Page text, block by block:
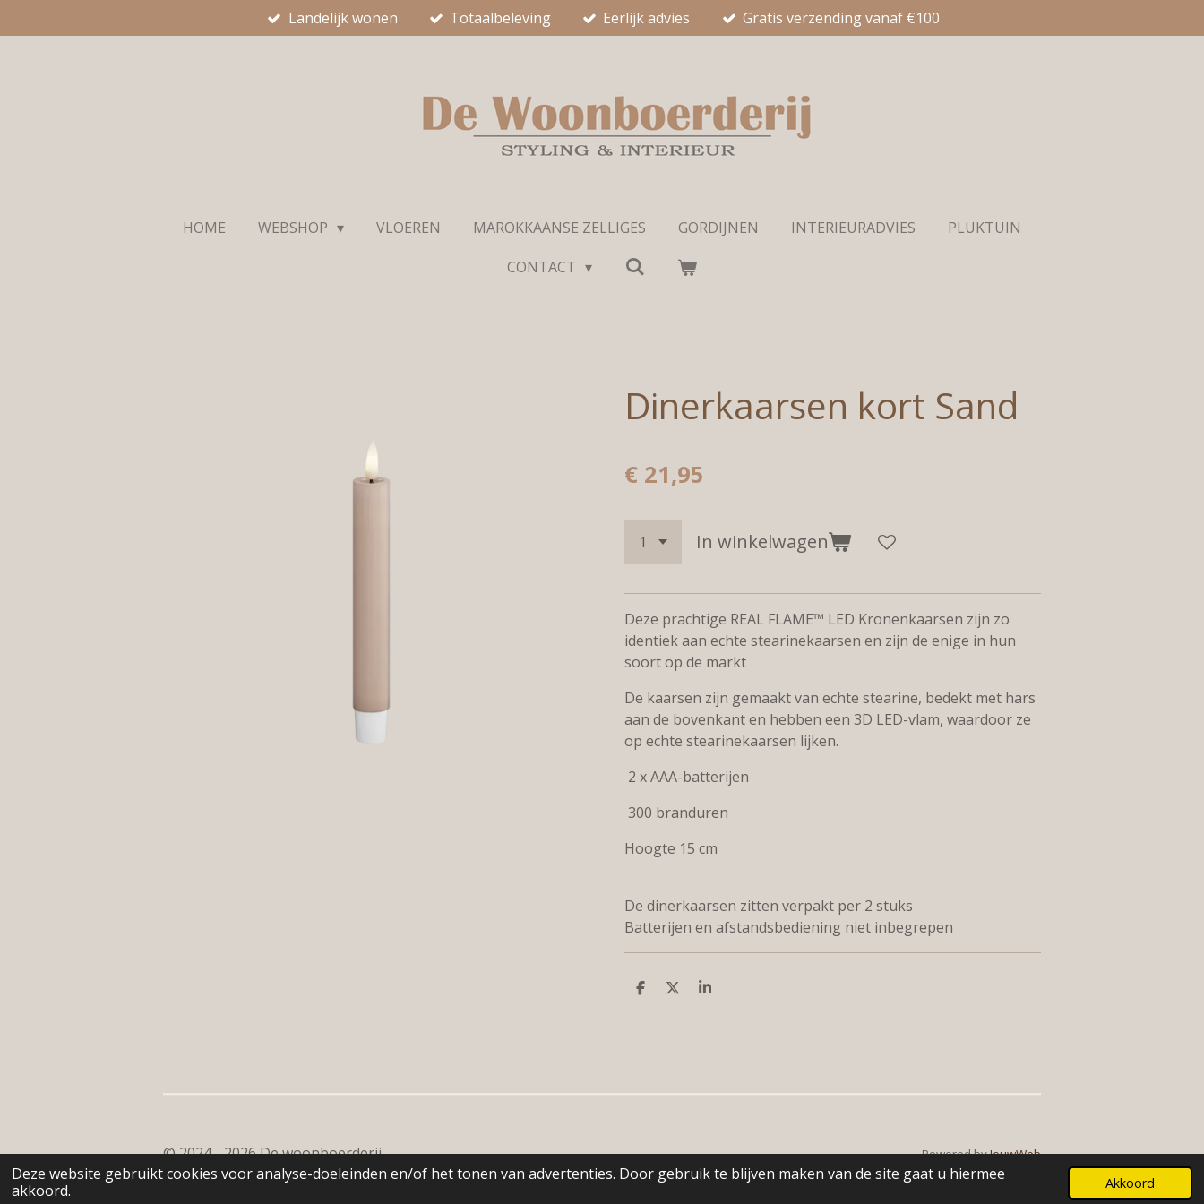
Deze website gebruikt cookies voor analyse-doeleinden en/of het tonen van advertenties. Door gebruik te blijven maken van de site gaat u hiermee
akkoord.
Akkoord
direct
Landelijk wonen Totaalbeleving Eerlijk advies Gratis verzending vanaf €100
HOME WEBSHOP VLOEREN MAROKKAANSE ZELLIGES GORDIJNEN INTERIEURADVIES
PLUKTUIN
CONTACT
Dinerkaarsen kort Sand
€ 21,95
In winkelwagen
Deze prachtige REAL FLAME™ LED Kronenkaarsen zijn zo
identiek aan echte stearinekaarsen en zijn de enige in hun
soort op de markt
De kaarsen zijn gemaakt van echte stearine, bedekt met hars
aan de bovenkant en hebben een 3D LED-vlam, waardoor ze
op echte stearinekaarsen lijken.
2 x AAA-batterijen
300 branduren
Hoogte 15 cm
De dinerkaarsen zitten verpakt per 2 stuks
Batterijen en afstandsbediening niet inbegrepen
D
D
S
© 2024 - 2026 De woonboerderij Powered byJouwWeb